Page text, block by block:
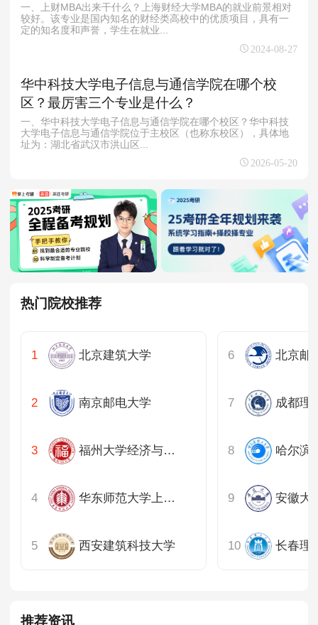
一、上财MBA出来干什么？上海财经大学MBA的就业前景相对
较好。该专业是国内知名的财经类高校中的优质项目，具有一
定的知名度和声誉，学生在就业...
2024-08-27
华中科技大学电子信息与通信学院在哪个校
区？最厉害三个专业是什么？
一、华中科技大学电子信息与通信学院在哪个校区？华中科技
大学电子信息与通信学院位于‌主校区‌（也称‌东校区‌），具体地
址为：湖北省武汉市洪山区...
2026-05-20
热门院校推荐
北京建筑大学
南京邮电大学
福州大学经济与管理学院
华东师范大学上海国际首席技术官学院
西安建筑科技大学
安徽大
长春理
推荐资讯